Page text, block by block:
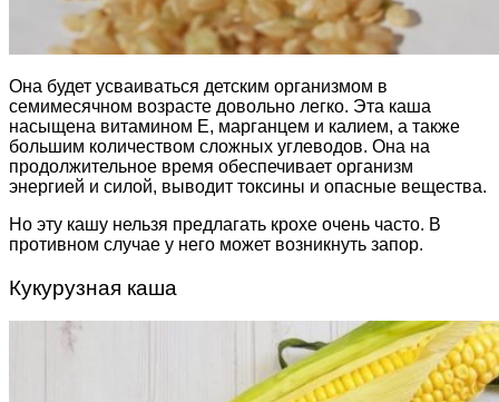
Она будет усваиваться детским организмом в
семимесячном возрасте довольно легко. Эта каша
насыщена витамином Е, марганцем и калием, а также
большим количеством сложных углеводов. Она на
продолжительное время обеспечивает организм
энергией и силой, выводит токсины и опасные вещества.
Но эту кашу нельзя предлагать крохе очень часто. В
противном случае у него может возникнуть запор.
Кукурузная каша